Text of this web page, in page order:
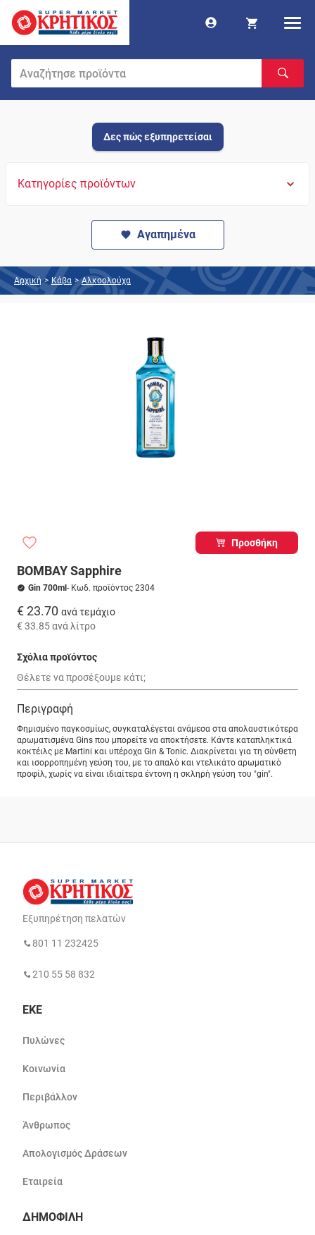
Δες πώς εξυπηρετείσαι
Κατηγορίες προϊόντων
Αγαπημένα
Αρχική > Κάβα > Αλκοολούχα
Προσθήκη
BOMBAY Sapphire
Gin 700ml - Κωδ. προϊόντος 2304
€ 23.70 ανά τεμάχιο
€ 33.85ανά λίτρο
Σχόλια προϊόντος
Περιγραφή
Φημισμένο παγκοσμίως, συγκαταλέγεται ανάμεσα στα απολαυστικότερα
αρωματισμένα Gins που μπορείτε να αποκτήσετε. Κάντε καταπληκτικά
κοκτέιλς με Martini και υπέροχα Gin & Tonic. Διακρίνεται για τη σύνθετη
και ισορροπημένη γεύση του, με το απαλό και ντελικάτο αρωματικό
προφίλ, χωρίς να είναι ιδιαίτερα έντονη η σκληρή γεύση του "gin".
Εξυπηρέτηση πελατών
801 11 232425
210 55 58 832
ΕΚΕ
Πυλώνες
Κοινωνία
Περιβάλλον
Άνθρωπος
Απολογισμός Δράσεων
Εταιρεία
ΔΗΜΟΦΙΛΗ